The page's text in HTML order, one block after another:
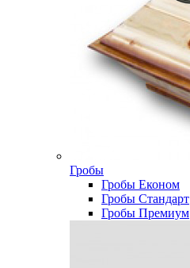
Гробы
Гробы Економ
Гробы Стандарт
Гробы Премиум